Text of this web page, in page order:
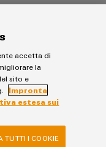
dei
accetta di
la
sito e
Impronta
estesa sui
TUTTI I COOKIE